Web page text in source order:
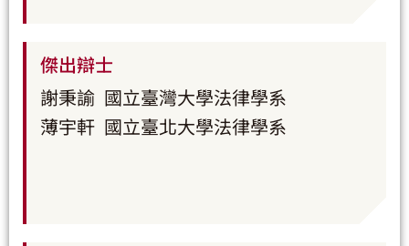
傑出辯士
謝秉諭 國立臺灣大學法律學系
薄宇軒 國立臺北大學法律學系